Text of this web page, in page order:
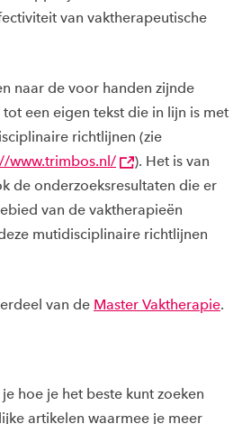
van vaktherapeutische
naar de voor handen zijnde
een eigen tekst die in lijn is met
richtlijnen (zie
www.trimbos.nl/
). Het is van
de onderzoeksresultaten die er
van de vaktherapieën
mutidisciplinaire richtlijnen
van de Master Vaktherapie.
hoe je het beste kunt zoeken
artikelen waarmee je meer